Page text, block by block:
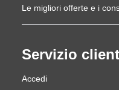
Le migliori offerte e i
Servizio
Accedi